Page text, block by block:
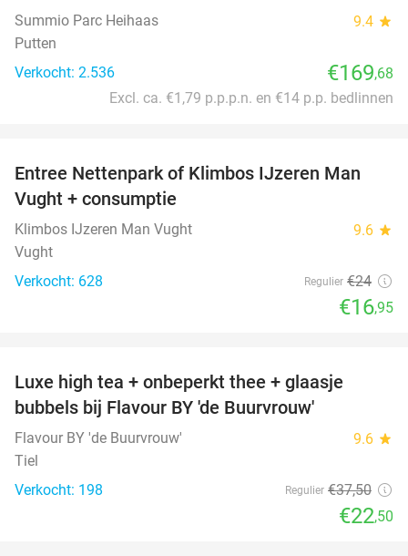
Summio Parc Heihaas 9.4 star
Putten
Verkocht: 2.536
€169,68
Excl. ca. €1,79 p.p.p.n. en €14 p.p. bedlinnen
29%
Entree Nettenpark of Klimbos IJzeren Man
Vught + consumptie
Klimbos IJzeren Man Vught 9.6 star
Vught
Verkocht: 628
Regulier €24
€16,95
Luxe high tea + onbeperkt thee + glaasje
bubbels bij Flavour BY 'de Buurvrouw'
Flavour BY 'de Buurvrouw' 9.6 star
Tiel
Verkocht: 198
Regulier €37,50
€22,50